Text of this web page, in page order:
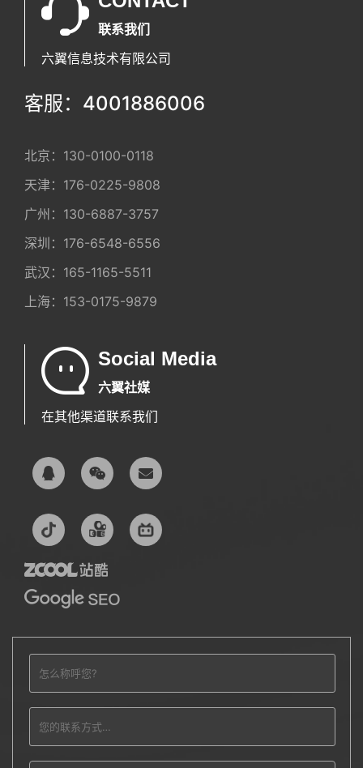
联系我们
六翼信息技术有限公司
客服：4001886006
北京： 130-0100-0118
天津： 176-0225-9808
广州： 130-6887-3757
深圳： 176-6548-6556
武汉： 165-1165-5511
上海： 153-0175-9879
Social Media
六翼社媒
在其他渠道联系我们